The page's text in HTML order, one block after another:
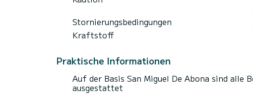
Stornierungsbedingungen
Kraftstoff
Praktische Informationen
Auf der Basis San Miguel De Abona sind
ausgestattet